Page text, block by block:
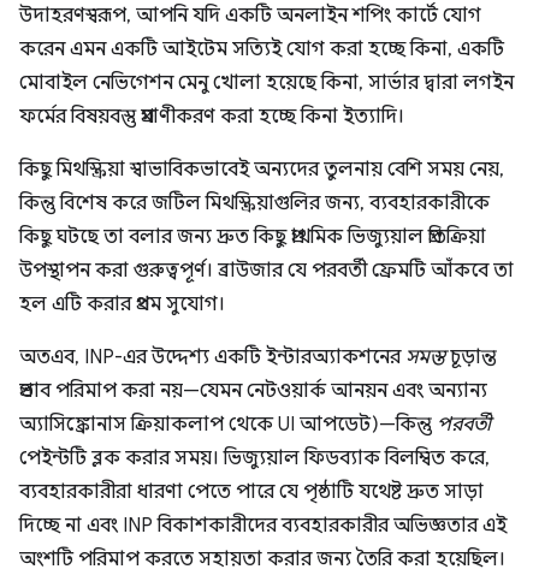
উদাহরণস্বরূপ, আপনি যদি একটি অনলাইন শপিং কার্টে যোগ
করেন এমন একটি আইটেম সত্যিই যোগ করা হচ্ছে কিনা, একটি
মোবাইল নেভিগেশন মেনু খোলা হয়েছে কিনা, সার্ভার দ্বারা লগইন
ফর্মের বিষয়বস্তু প্রমাণীকরণ করা হচ্ছে কিনা ইত্যাদি।
কিছু মিথস্ক্রিয়া স্বাভাবিকভাবেই অন্যদের তুলনায় বেশি সময় নেয়,
কিন্তু বিশেষ করে জটিল মিথস্ক্রিয়াগুলির জন্য, ব্যবহারকারীকে
কিছু ঘটছে তা বলার জন্য দ্রুত কিছু প্রাথমিক ভিজ্যুয়াল প্রতিক্রিয়া
উপস্থাপন করা গুরুত্বপূর্ণ। ব্রাউজার যে পরবর্তী ফ্রেমটি আঁকবে তা
হল এটি করার প্রথম সুযোগ।
অতএব, INP-এর উদ্দেশ্য একটি ইন্টারঅ্যাকশনের সমস্তচূড়ান্ত
প্রভাব পরিমাপ করা নয়—যেমন নেটওয়ার্ক আনয়ন এবং অন্যান্য
অ্যাসিঙ্ক্রোনাস ক্রিয়াকলাপ থেকে UI আপডেট)—কিন্তু পরবর্তী
পেইন্টটি ব্লক করার সময়। ভিজ্যুয়াল ফিডব্যাক বিলম্বিত করে,
ব্যবহারকারীরা ধারণা পেতে পারে যে পৃষ্ঠাটি যথেষ্ট দ্রুত সাড়া
দিচ্ছে না এবং INP বিকাশকারীদের ব্যবহারকারীর অভিজ্ঞতার এই
অংশটি পরিমাপ করতে সহায়তা করার জন্য তৈরি করা হয়েছিল।